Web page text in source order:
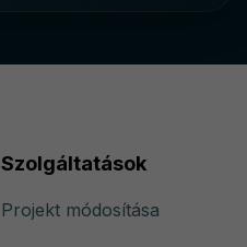
Szolgáltatások
Projekt módosítása